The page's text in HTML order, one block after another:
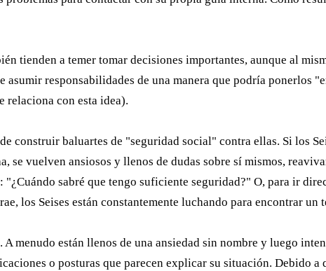
a temer tomar decisiones importantes, aunque al
responsabilidades de una manera que podría ponerlos
relaciona con esta idea).
construir baluartes de "seguridad social" contra ellas. Si los
se vuelven ansiosos y llenos de dudas sobre sí mismos,
sabré que tengo suficiente seguridad?" O, para ir
los Seises están constantemente luchando para encontrar un
están llenos de una ansiedad sin nombre y luego
o posturas que parecen explicar su situación. Debido